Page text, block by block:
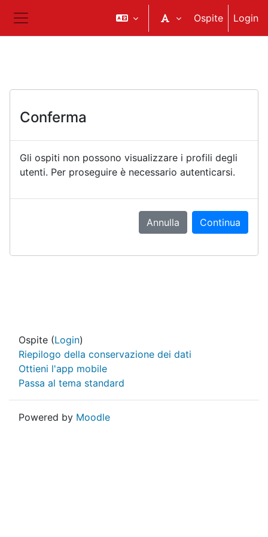
Pannello laterale
Ospite Login
Conferma
Gli ospiti non possono visualizzare i profili degli
utenti. Per proseguire è necessario autenticarsi.
Annulla Continua
Ospite (Login)
Riepilogo della conservazione dei dati
Ottieni l'app mobile
Passa al tema standard
Powered by Moodle